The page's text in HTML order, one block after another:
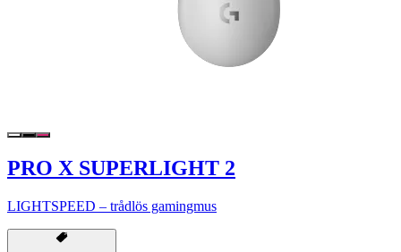
PRO X SUPERLIGHT 2
LIGHTSPEED – trådlös gamingmus